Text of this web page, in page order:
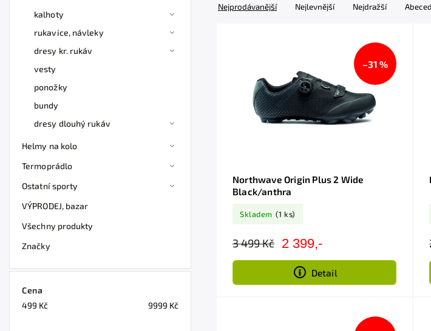
kalhoty
rukavice, návleky
dresy kr. rukáv
vesty
ponožky
bundy
dresy dlouhý rukáv
Helmy na kolo
Termoprádlo
Ostatní sporty
VÝPRODEJ, bazar
Všechny produkty
Značky
Cena
499 Kč 9999 Kč
Nejprodávanější Nejlevnější Nejdražší
–31 %
Northwave Origin Plus 2 Wide
Black/anthra
Skladem (1 ks)
3 499 Kč 2 399,-
Detail